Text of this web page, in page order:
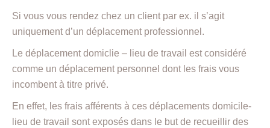
Si vous vous rendez chez un client par ex. il s’agit
uniquement d’un déplacement professionnel.
Le déplacement domiclie – lieu de travail est considéré
comme un déplacement personnel dont les frais vous
incombent à titre privé.
En effet, les frais afférents à ces déplacements domicile-
lieu de travail sont exposés dans le but de recueillir des